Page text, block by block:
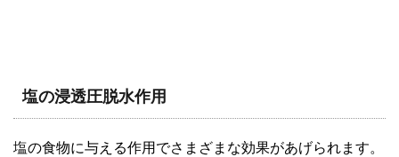
塩の浸透圧脱水作用
塩の食物に与える作用でさまざまな効果があげられます。